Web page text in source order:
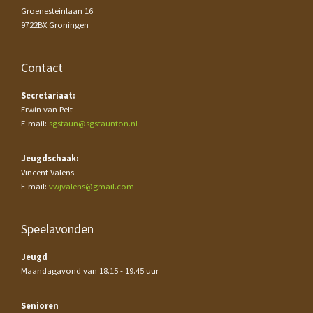
Groenesteinlaan 16
9722BX Groningen
Contact
Secretariaat:
Erwin van Pelt
E-mail: sgstaun@sgstaunton.nl
Jeugdschaak:
Vincent Valens
E-mail: vwjvalens@gmail.com
Speelavonden
Jeugd
Maandagavond van 18.15 - 19.45 uur
Senioren